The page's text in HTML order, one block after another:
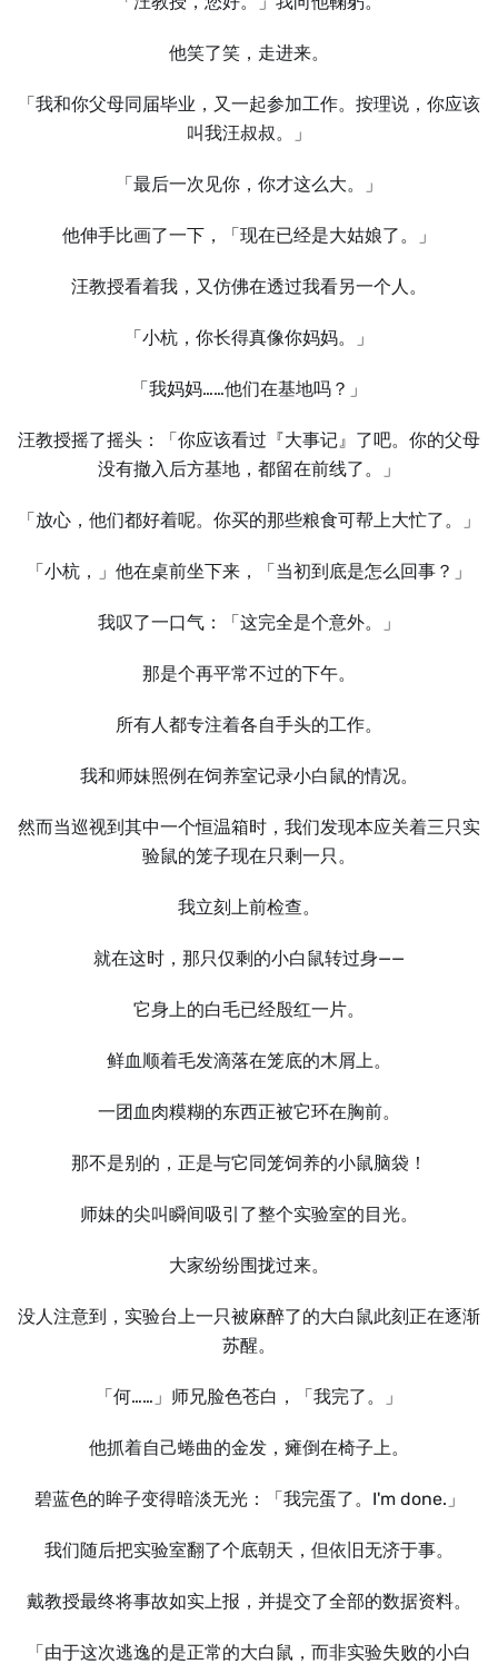
他笑了笑，走进来。
「我和你父母同届毕业，又一起参加工作。按理说，你应该
叫我汪叔叔。」
「最后一次见你，你才这么大。」
他伸手比画了一下，「现在已经是大姑娘了。」
汪教授看着我，又仿佛在透过我看另一个人。
「小杭，你长得真像你妈妈。」
「我妈妈……他们在基地吗？」
汪教授摇了摇头：「你应该看过『大事记』了吧。你的父母
没有撤入后方基地，都留在前线了。」
「放心，他们都好着呢。你买的那些粮食可帮上大忙了。」
「小杭，」他在桌前坐下来，「当初到底是怎么回事？」
我叹了一口气：「这完全是个意外。」
那是个再平常不过的下午。
所有人都专注着各自手头的工作。
我和师妹照例在饲养室记录小白鼠的情况。
然而当巡视到其中一个恒温箱时，我们发现本应关着三只实
验鼠的笼子现在只剩一只。
我立刻上前检查。
就在这时，那只仅剩的小白鼠转过身——
它身上的白毛已经殷红一片。
鲜血顺着毛发滴落在笼底的木屑上。
一团血肉糢糊的东西正被它环在胸前。
那不是别的，正是与它同笼饲养的小鼠脑袋！
师妹的尖叫瞬间吸引了整个实验室的目光。
大家纷纷围拢过来。
没人注意到，实验台上一只被麻醉了的大白鼠此刻正在逐渐
苏醒。
「何……」师兄脸色苍白，「我完了。」
他抓着自己蜷曲的金发，瘫倒在椅子上。
碧蓝色的眸子变得暗淡无光：「我完蛋了。I'm done.」
我们随后把实验室翻了个底朝天，但依旧无济于事。
戴教授最终将事故如实上报，并提交了全部的数据资料。
「由于这次逃逸的是正常的大白鼠，而非实验失败的小白